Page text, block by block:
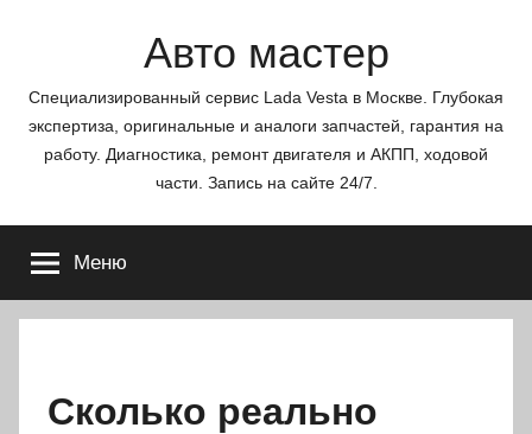
Авто мастер
Специализированный сервис Lada Vesta в Москве. Глубокая
экспертиза, оригинальные и аналоги запчастей, гарантия на
работу. Диагностика, ремонт двигателя и АКПП, ходовой
части. Запись на сайте 24/7.
Меню
Сколько реально